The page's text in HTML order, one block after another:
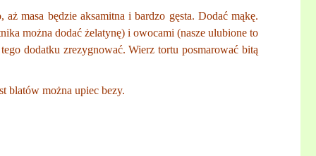
masa będzie aksamitna i bardzo gęsta. Dodać mąkę.
można dodać żelatynę) i owocami (nasze ulubione to
dodatku zrezygnować. Wierz tortu posmarować bitą
blatów można upiec bezy.